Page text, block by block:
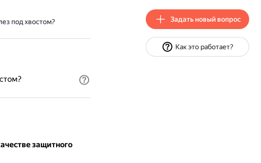
под хвостом?
защитного
Задать новый вопрос
Как это работает?